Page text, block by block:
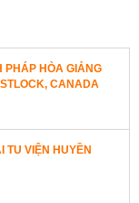
PHÁP HÒA GIẢNG
CANADA
TU VIỆN HUYỀN